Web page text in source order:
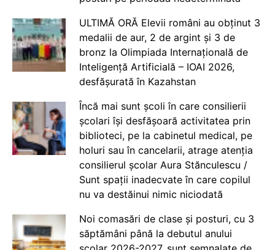
ULTIMĂ ORĂ Elevii români au obținut 3
medalii de aur, 2 de argint și 3 de
bronz la Olimpiada Internațională de
Inteligență Artificială – IOAI 2026,
desfășurată în Kazahstan
Încă mai sunt școli în care consilierii
școlari își desfășoară activitatea prin
biblioteci, pe la cabinetul medical, pe
holuri sau în cancelarii, atrage atenția
consilierul școlar Aura Stănculescu /
Sunt spații inadecvate în care copilul
nu va destăinui nimic niciodată
Noi comasări de clase și posturi, cu 3
săptămâni până la debutul anului